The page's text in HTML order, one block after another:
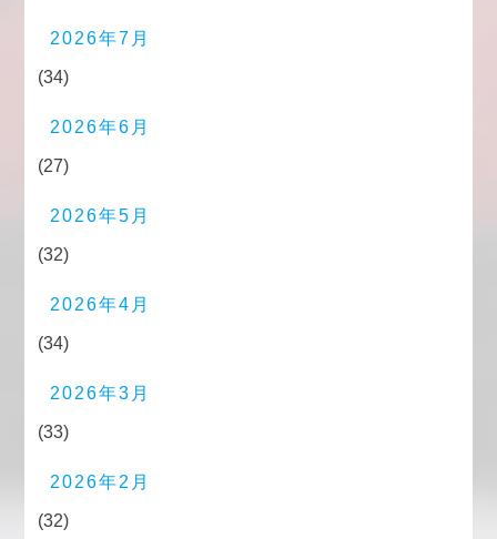
2026年7月
(34)
2026年6月
(27)
2026年5月
(32)
2026年4月
(34)
2026年3月
(33)
2026年2月
(32)